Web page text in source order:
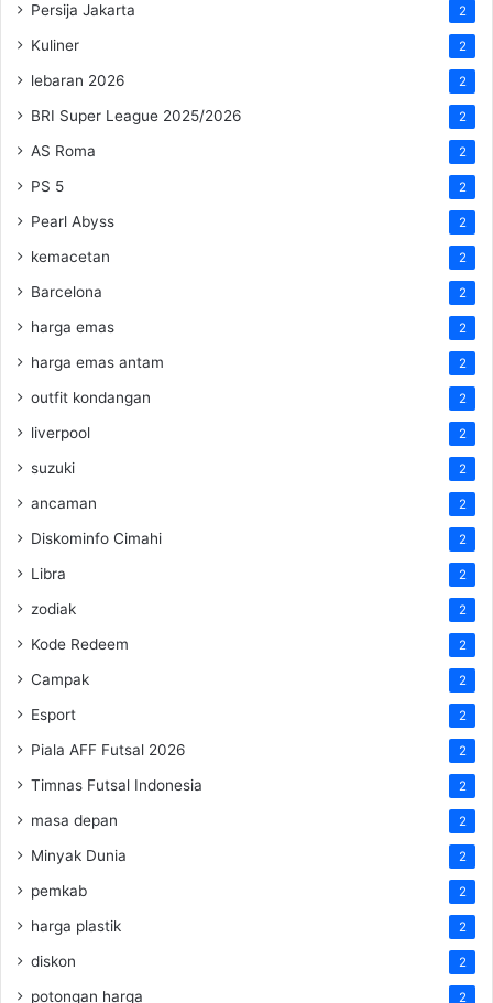
Persija Jakarta 2
Kuliner 2
lebaran 2026 2
BRI Super League 2025/2026 2
AS Roma 2
PS 5 2
Pearl Abyss 2
kemacetan 2
Barcelona 2
harga emas 2
harga emas antam 2
outfit kondangan 2
liverpool 2
suzuki 2
ancaman 2
Diskominfo Cimahi 2
Libra 2
zodiak 2
Kode Redeem 2
Campak 2
Esport 2
Piala AFF Futsal 2026 2
Timnas Futsal Indonesia 2
masa depan 2
Minyak Dunia 2
pemkab 2
harga plastik 2
diskon 2
potongan harga 2